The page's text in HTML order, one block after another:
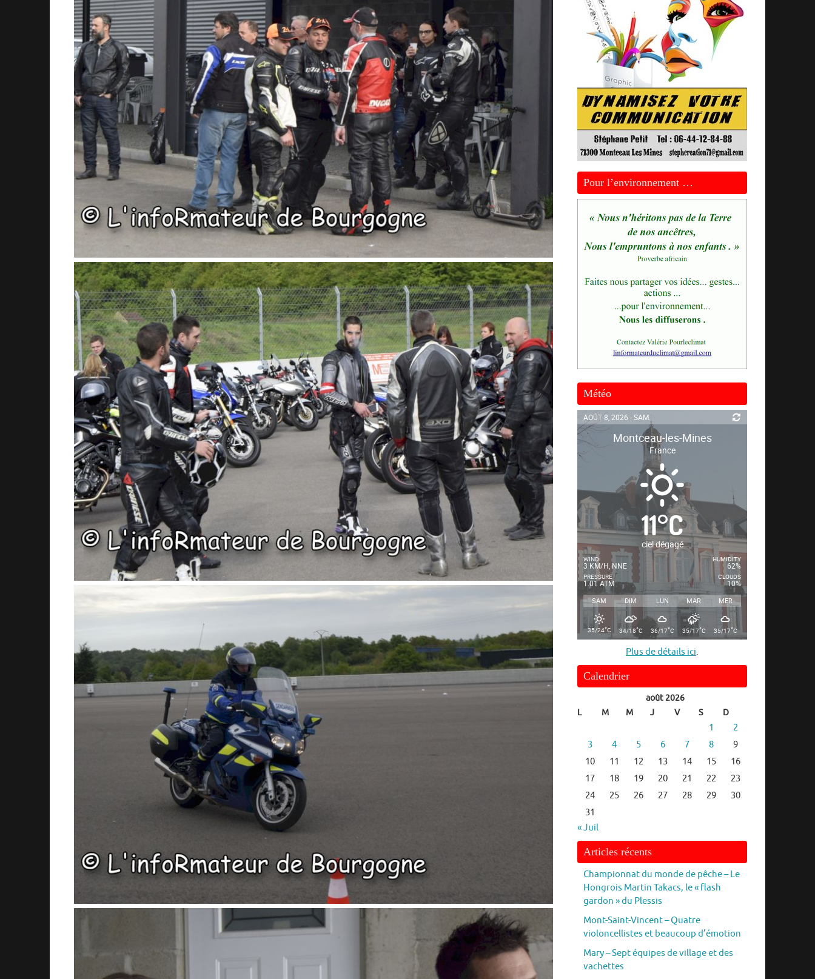
Pour l’environnement …
Météo
AOÛT 8, 2026 - SAM.
Montceau-les-Mines
France
11°C
ciel dégagé
WIND
3 KM/H, NNE
PRESSURE
1.01 ATM
HUMIDITY
62%
CLOUDS
10%
SAM DIM LUN MAR MER
35/24°C 34/18°C 36/17°C 35/17°C 35/17°C
Plus de détails ici.
Calendrier
août 2026
L
M M J V S D
1
2
3
4 5 6 7 8
9
10
11 12 13 14 15
16
17
18 19 20 21 22
23
24
25 26 27 28 29
30
31
« Juil
Articles récents
Championnat du monde de pêche – Le
Hongrois Martin Takacs, le « flash
gardon » du Plessis
Mont-Saint-Vincent – Quatre
violoncellistes et beaucoup d’émotion
Mary – Sept équipes de village et des
vachettes